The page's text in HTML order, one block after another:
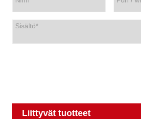
Liittyvät tuotteet